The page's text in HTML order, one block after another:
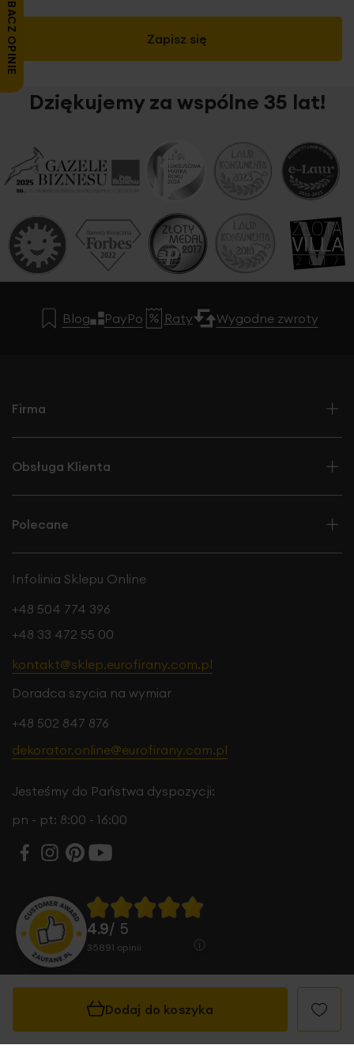
Dodaj do koszyka
zakupu
regulamin korzystania z karty podarunkowej oraz lista
salonów dostępny jest w naszych salonach stacjonarnych
Zapisz się
Dziękujemy za wspólne 35 lat!
Blog PayPo Raty Wygodne zwroty
Firma
Obsługa Klienta
Polecane
Infolinia Sklepu Online
+48 504 774 396
+48 33 472 55 00
kontakt@sklep.eurofirany.com.pl
Doradca szycia na wymiar
+48 502 847 876
dekorator.online@eurofirany.com.pl
Jesteśmy do Państwa dyspozycji:
pn - pt: 8:00 - 16:00
4.9/ 5
35891 opinii
ZOBACZ OPINIE
© 2026 Eurofirany B.B. Choczyńscy Sp.J. Wszystkie
prawa zastrzeżone.